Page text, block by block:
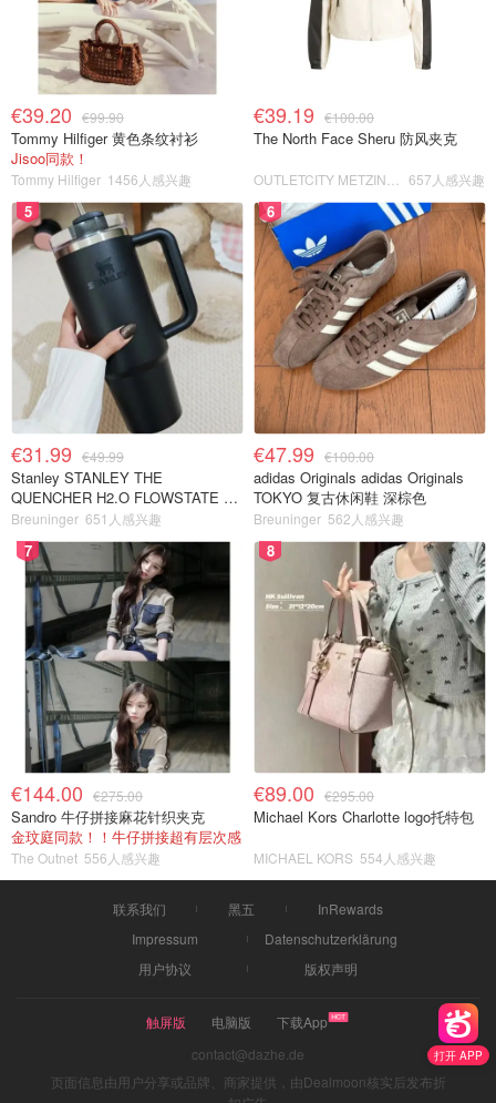
打开 APP
€39.20 €99.90
Tommy Hilfiger 黄色条纹衬衫
Jisoo同款！
Tommy Hilfiger 1456人感兴趣
€39.19 €100.00
The North Face Sheru 防风夹克
657人感兴趣
5
€31.99 €49.99
Stanley STANLEY THE
QUENCHER H2.O FLOWSTATE 保
温杯 1.18L 黑色
Breuninger 651人感兴趣
6
€47.99 €100.00
adidas Originals adidas Originals
TOKYO 复古休闲鞋 深棕色
Breuninger 562人感兴趣
7
€144.00 €275.00
Sandro 牛仔拼接麻花针织夹克
金玟庭同款！！牛仔拼接超有层次感
The Outnet 556人感兴趣
8
€89.00 €295.00
Michael Kors Charlotte logo托特包
MICHAEL KORS 554人感兴趣
联系我们 黑五
InRewards
Impressum
Datenschutzerklärung
用户协议
版权声明
触屏版 电脑版
下载App
contact@dazhe.de
页面信息由用户分享或品牌、商家提供，由Dealmoon核实后发布折